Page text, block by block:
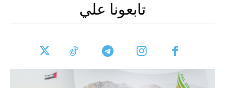
تابعونا علي